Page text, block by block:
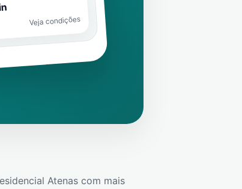
Veja condições
Atenas com mais